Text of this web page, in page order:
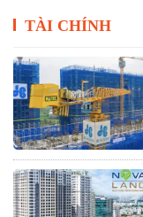
TÀI CHÍNH